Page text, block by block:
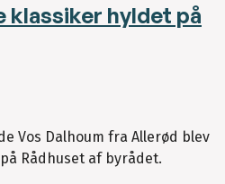
klassiker hyldet på
Vos Dalhoum fra Allerød blev
Rådhuset af byrådet.